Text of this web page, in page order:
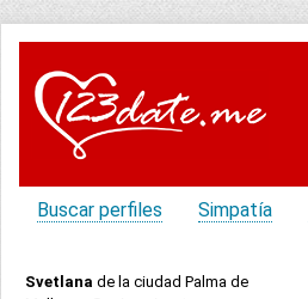
Buscar perfiles Simpatía
Svetlana de la ciudad Palma de